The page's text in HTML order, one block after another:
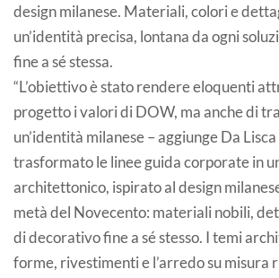
design milanese. Materiali, colori e
un’identità precisa, lontana da ogni
fine a sé stessa.
“L’obiettivo è stato rendere eloquenti
progetto i valori di DOW, ma anche di
un’identità milanese – aggiunge Da
trasformato le linee guida corporate in
architettonico, ispirato al design
metà del Novecento: materiali nobili,
di decorativo fine a sé stesso. I temi
forme, rivestimenti e l’arredo su misura